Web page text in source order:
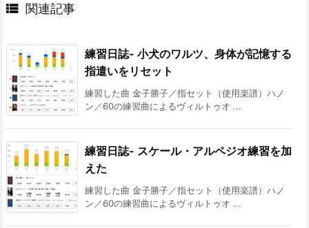
 関連記事
練習日誌- 小犬のワルツ、身体が記憶する
指遣いをリセット
練習した曲 金子勝子／指セット（使用楽譜）ハノ
ン／60の練習曲によるヴィルトゥオ ...
練習日誌- スケール・アルペジオ練習を加
えた
練習した曲 金子勝子／指セット（使用楽譜）ハノ
ン／60の練習曲によるヴィルトゥオ ...